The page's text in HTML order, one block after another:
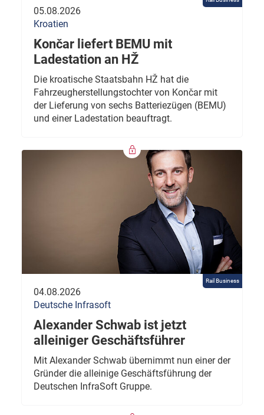
05.08.2026
Kroatien
Končar liefert BEMU mit
Ladestation an HŽ
Die kroatische Staatsbahn HŽ hat die
Fahrzeugherstellungstochter von Končar mit
der Lieferung von sechs Batteriezügen (BEMU)
und einer Ladestation beauftragt.
Rail Business
04.08.2026
Deutsche Infrasoft
Alexander Schwab ist jetzt
alleiniger Geschäftsführer
Mit Alexander Schwab übernimmt nun einer der
Gründer die alleinige Geschäftsführung der
Deutschen InfraSoft Gruppe.